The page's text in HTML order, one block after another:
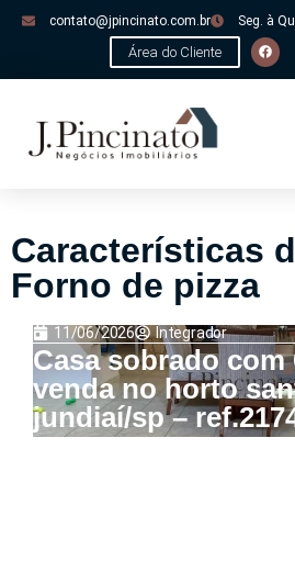
contato@jpincinato.com.br Seg. à
Área do Cliente
Características
Forno de pizza
11/06/2026 Integrador
Casa sobrado com
venda no horto
jundiaí/sp –